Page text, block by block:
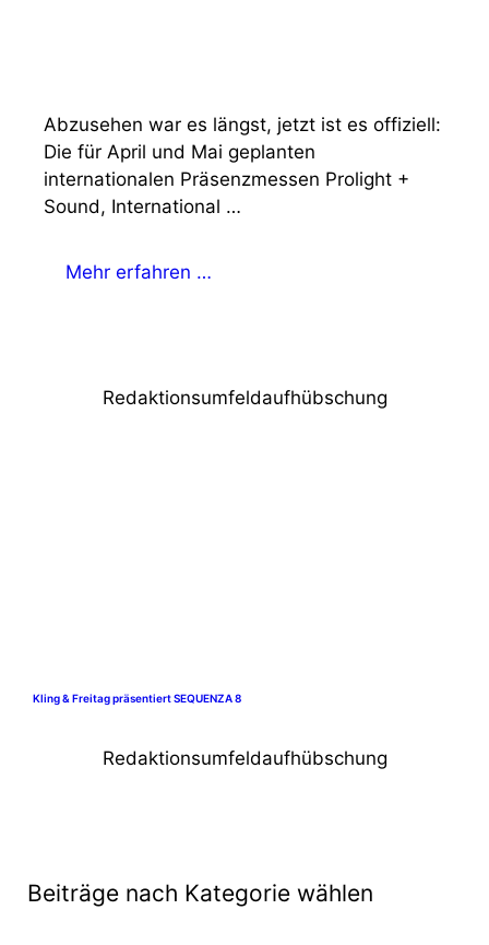
Abzusehen war es längst, jetzt ist es offiziell:
Die für April und Mai geplanten
internationalen Präsenzmessen Prolight +
Sound, International …
Mehr erfahren …
Redaktionsumfeldaufhübschung
Kling & Freitag präsentiert SEQUENZA 8
Redaktionsumfeldaufhübschung
Beiträge nach Kategorie wählen